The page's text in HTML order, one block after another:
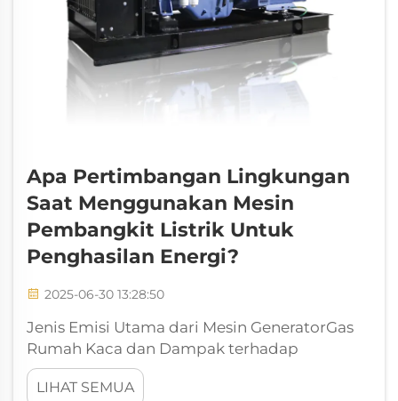
Apa Pertimbangan Lingkungan
Saat Menggunakan Mesin
Pembangkit Listrik Untuk
Penghasilan Energi?
2025-06-30 13:28:50
Jenis Emisi Utama dari Mesin GeneratorGas
Rumah Kaca dan Dampak terhadap
IklimMesin pada generator merupakan
penyumbang utama gas rumah kaca —
LIHAT SEMUA